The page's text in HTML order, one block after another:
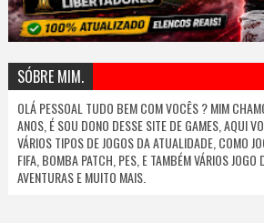
SÓBRE MIM.
OLÁ PESSOAL TUDO BEM COM VOCÊS ? MIM
ANOS, É SOU DONO DESSE SITE DE GAMES, AQUI
VÁRIOS TIPOS DE JOGOS DA ATUALIDADE, COMO
FIFA, BOMBA PATCH, PES, E TAMBÉM VÁRIOS JOGO
AVENTURAS E MUITO MAIS.